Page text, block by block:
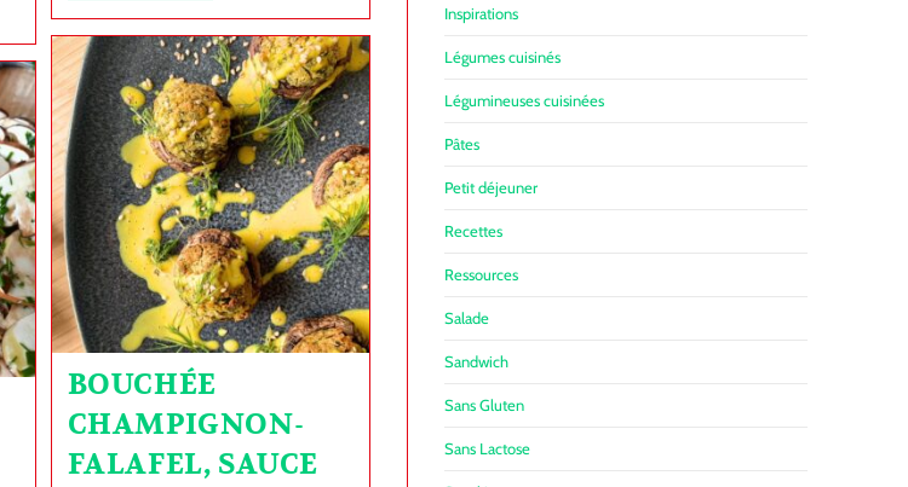
BOUCHÉE
CHAMPIGNON-
FALAFEL, SAUCE
Inspirations
Légumes cuisinés
Légumineuses cuisinées
Pâtes
Petit déjeuner
Recettes
Ressources
Salade
Sandwich
Sans Gluten
Sans Lactose